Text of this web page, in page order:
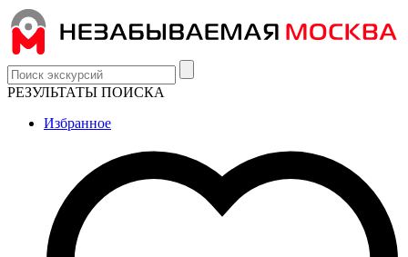
РЕЗУЛЬТАТЫ ПОИСКА
Избранное